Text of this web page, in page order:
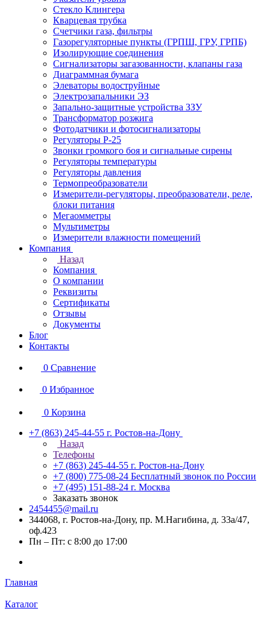
Стекло Клингера
Кварцевая трубка
Счетчики газа, фильтры
Газорегуляторные пункты (ГРПШ, ГРУ, ГРПБ)
Изолирующие соединения
Сигнализаторы загазованности, клапаны газа
Диаграммная бумага
Элеваторы водоструйные
Электрозапальники ЭЗ
Запально-защитные устройства ЗЗУ
Трансформатор розжига
Фотодатчики и фотосигнализаторы
Регуляторы Р-25
Звонки громкого боя и сигнальные сирены
Регуляторы температуры
Регуляторы давления
Термопреобразователи
Измерители-регуляторы, преобразователи, реле,
блоки питания
Мегаомметры
Мультиметры
Измерители влажности помещений
Компания
Назад
Компания
О компании
Реквизиты
Сертификаты
Отзывы
Документы
Блог
Контакты
0 Сравнение
0 Избранное
0 Корзина
+7 (863) 245-44-55 г. Ростов-на-Дону
Назад
Телефоны
+7 (863) 245-44-55 г. Ростов-на-Дону
+7 (800) 775-08-24 Бесплатный звонок по России
+7 (495) 151-88-24 г. Москва
Заказать звонок
2454455@mail.ru
344068, г. Ростов-на-Дону, пр. М.Нагибина, д. 33а/47,
оф.423
Пн – Пт: с 8:00 до 17:00
Главная
Каталог